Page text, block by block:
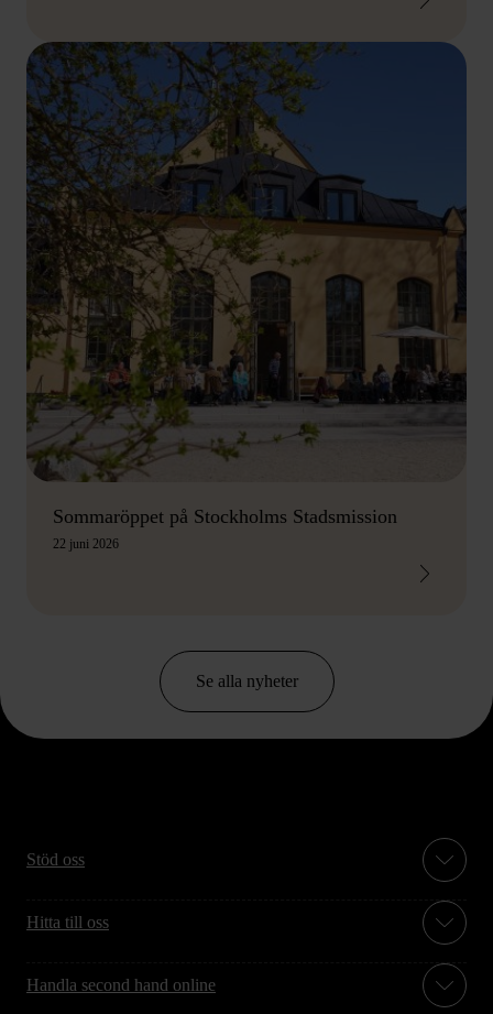
Sommaröppet på Stockholms Stadsmission
22 juni 2026
Se alla nyheter
Stöd oss
Hitta till oss
Handla second hand online